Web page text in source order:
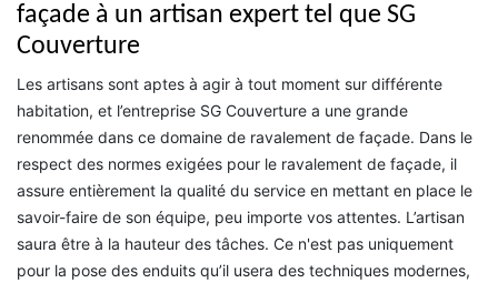
façade à un artisan expert tel que SG
Couverture
Les artisans sont aptes à agir à tout moment sur différente
habitation, et l’entreprise SG Couverture a une grande
renommée dans ce domaine de ravalement de façade. Dans le
respect des normes exigées pour le ravalement de façade, il
assure entièrement la qualité du service en mettant en place le
savoir-faire de son équipe, peu importe vos attentes. L’artisan
saura être à la hauteur des tâches. Ce n'est pas uniquement
pour la pose des enduits qu’il usera des techniques modernes,